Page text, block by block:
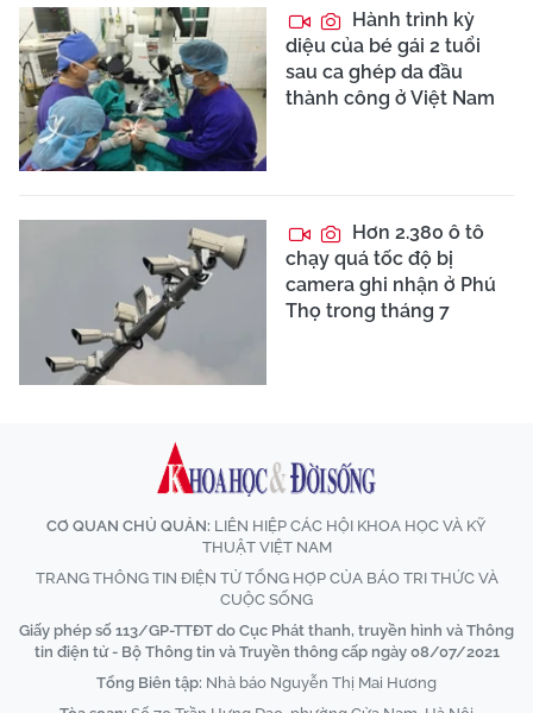
Hành trình kỳ
diệu của bé gái 2 tuổi
sau ca ghép da đầu
thành công ở Việt Nam
Hơn 2.380 ô tô
chạy quá tốc độ bị
camera ghi nhận ở Phú
Thọ trong tháng 7
CƠ QUAN CHỦ QUẢN: LIÊN HIỆP CÁC HỘI KHOA HỌC VÀ KỸ
THUẬT VIỆT NAM
TRANG THÔNG TIN ĐIỆN TỬ TỔNG HỢP CỦA BÁO TRI THỨC VÀ
CUỘC SỐNG
Giấy phép số 113/GP-TTĐT do Cục Phát thanh, truyền hình và Thông
tin điện tử - Bộ Thông tin và Truyền thông cấp ngày 08/07/2021
Tổng Biên tập: Nhà báo Nguyễn Thị Mai Hương